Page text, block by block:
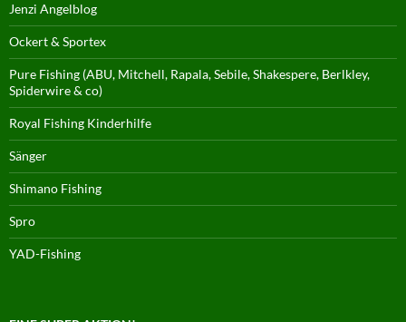
Jenzi Angelblog
Ockert & Sportex
Pure Fishing (ABU, Mitchell, Rapala, Sebile, Shakespere, Berlkley,
Spiderwire & co)
Royal Fishing Kinderhilfe
Sänger
Shimano Fishing
Spro
YAD-Fishing